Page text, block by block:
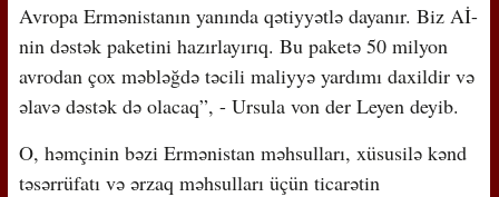
Avropa Ermənistanın yanında qətiyyətlə dayanır. Biz Aİ-
nin dəstək paketini hazırlayırıq. Bu paketə 50 milyon
avrodan çox məbləğdə təcili maliyyə yardımı daxildir və
əlavə dəstək də olacaq”, - Ursula von der Leyen deyib.
O, həmçinin bəzi Ermənistan məhsulları, xüsusilə kənd
təsərrüfatı və ərzaq məhsulları üçün ticarətin